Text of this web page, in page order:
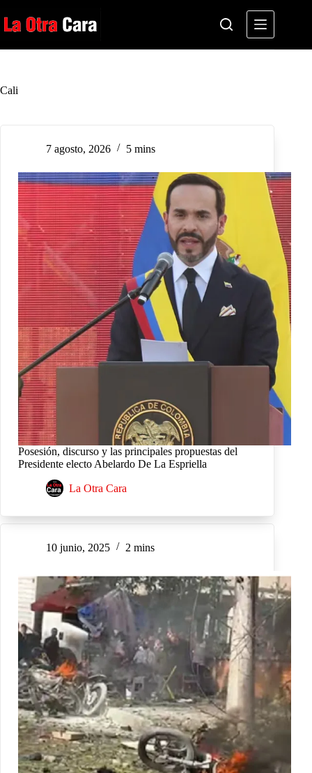
al
contenido
Cali
7 agosto, 2026 5 mins
Posesión, discurso y las principales propuestas del
Presidente electo Abelardo De La Espriella
La Otra Cara
10 junio, 2025 2 mins